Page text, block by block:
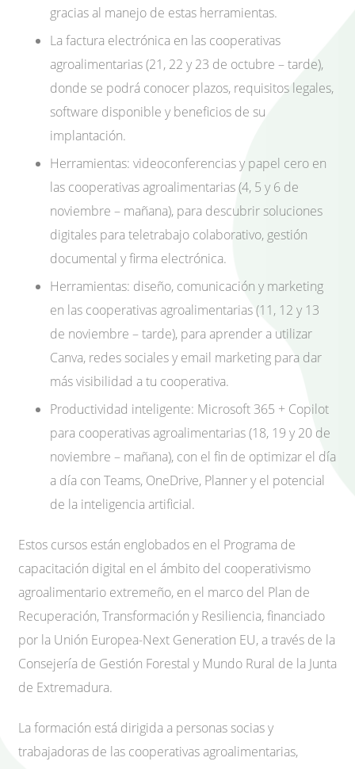
gracias al manejo de estas herramientas.
La factura electrónica en las cooperativas
agroalimentarias (21, 22 y 23 de octubre – tarde),
donde se podrá conocer plazos, requisitos legales,
software disponible y beneficios de su
implantación.
Herramientas: videoconferencias y papel cero en
las cooperativas agroalimentarias (4, 5 y 6 de
noviembre – mañana), para descubrir soluciones
digitales para teletrabajo colaborativo, gestión
documental y firma electrónica.
Herramientas: diseño, comunicación y marketing
en las cooperativas agroalimentarias (11, 12 y 13
de noviembre – tarde), para aprender a utilizar
Canva, redes sociales y email marketing para dar
más visibilidad a tu cooperativa.
Productividad inteligente: Microsoft 365 + Copilot
para cooperativas agroalimentarias (18, 19 y 20 de
noviembre – mañana), con el fin de optimizar el día
a día con Teams, OneDrive, Planner y el potencial
de la inteligencia artificial.
Estos cursos están englobados en el Programa de
capacitación digital en el ámbito del cooperativismo
agroalimentario extremeño, en el marco del Plan de
Recuperación, Transformación y Resiliencia, financiado
por la Unión Europea-Next Generation EU, a través de la
Consejería de Gestión Forestal y Mundo Rural de la Junta
de Extremadura.
La formación está dirigida a personas socias y
trabajadoras de las cooperativas agroalimentarias,